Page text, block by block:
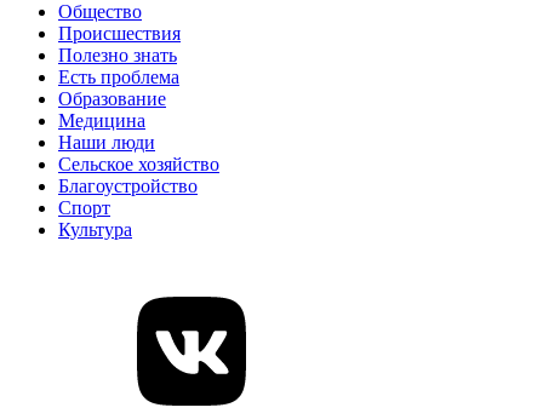
Общество
Происшествия
Полезно знать
Есть проблема
Образование
Медицина
Наши люди
Сельское хозяйство
Благоустройство
Спорт
Культура